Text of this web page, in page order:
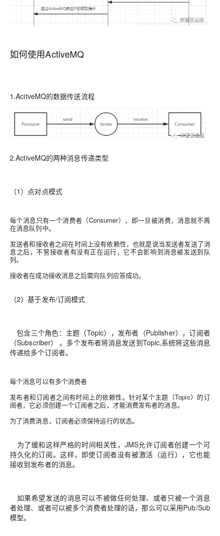
如何使用ActiveMQ
1.AcitveMQ的数据传送流程
2.ActiveMQ的两种消息传递类型
（1）点对点模式
每个消息只有一个消费者（Consumer），即一旦被消费，消息就不再
在消息队列中。
发送者和接收者之间在时间上没有依赖性，也就是说当发送者发送了消
息之后，不管接收者有没有正在运行，它不会影响到消息被发送到队
列。
接收者在成功接收消息之后需向队列应答成功。
（2）基于发布/订阅模式
包含三个角色：主题（Topic），发布者（Publisher），订阅者
（Subscriber） 。多个发布者将消息发送到Topic,系统将这些消息
传递给多个订阅者。
每个消息可以有多个消费者
发布者和订阅者之间有时间上的依赖性。针对某个主题（Topic）的订
阅者，它必须创建一个订阅者之后，才能消费发布者的消息。
为了消费消息，订阅者必须保持运行的状态。
为了缓和这样严格的时间相关性，JMS允许订阅者创建一个可
持久化的订阅。这样，即使订阅者没有被激活（运行），它也能
接收到发布者的消息。
如果希望发送的消息可以不被做任何处理、或者只被一个消息
者处理、或者可以被多个消费者处理的话，那么可以采用Pub/Sub
模型。